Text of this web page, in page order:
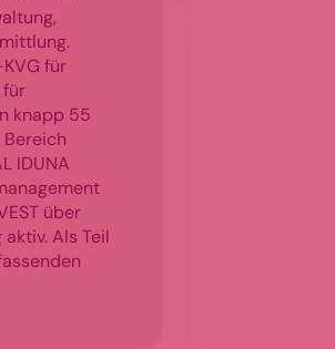
für
knapp 55
IDUNA
über
aktiv. Als Teil